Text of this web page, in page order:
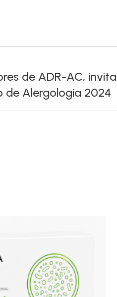
de ADR-AC,
de Alergología 2024